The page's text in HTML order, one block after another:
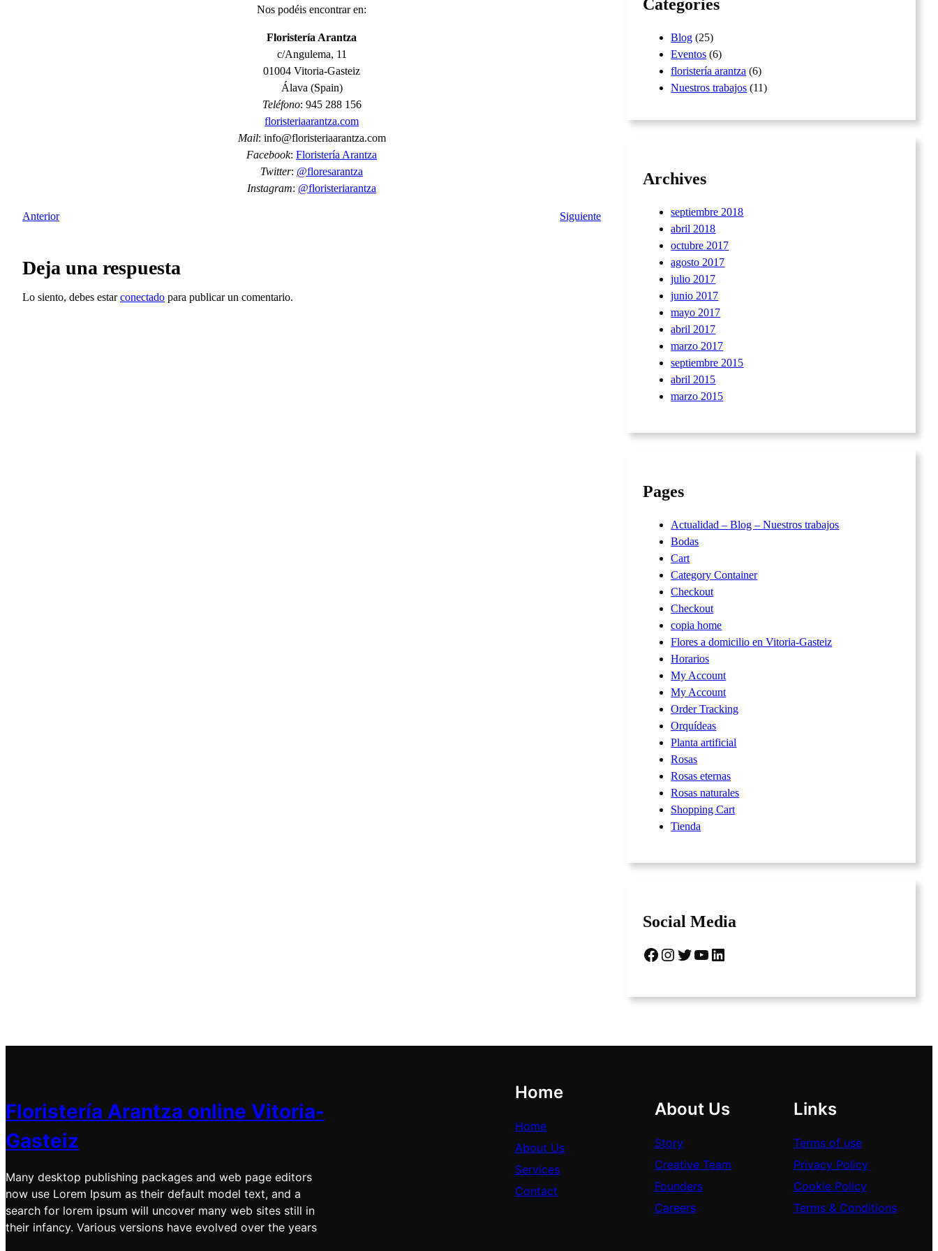
Nos podéis encontrar en:
Floristería Arantza
c/Angulema, 11
01004 Vitoria-Gasteiz
Álava (Spain)
Teléfono: 945 288 156
floristeriaarantza.com
Mail: info@floristeriaarantza.com
Facebook:Floristería Arantza
Twitter: @floresarantza
Instagram: @floristeriarantza
Anterior Siguiente
Deja una respuesta
Lo siento, debes estarconectado para publicar un comentario.
Categories
Blog (25)
Eventos (6)
floristería arantza (6)
Nuestros trabajos (11)
Archives
septiembre 2018
abril 2018
octubre 2017
agosto 2017
julio 2017
junio 2017
mayo 2017
abril 2017
marzo 2017
septiembre 2015
abril 2015
marzo 2015
Pages
Actualidad – Blog – Nuestros trabajos
Bodas
Cart
Category Container
Checkout
Checkout
copia home
Flores a domicilio en Vitoria-Gasteiz
Horarios
My Account
My Account
Order Tracking
Orquídeas
Planta artificial
Rosas
Rosas eternas
Rosas naturales
Shopping Cart
Tienda
Social Media
Facebook
Instagram Twitter YouTube LinkedIn
Floristería Arantza online Vitoria-
Gasteiz
Many desktop publishing packages and web page editors
now use Lorem Ipsum as their default model text, and a
search for lorem ipsum will uncover many web sites still in
their infancy. Various versions have evolved over the years
Home
Home
About Us
Services
Contact
About Us
Story
Creative Team
Founders
Careers
Links
Terms of use
Privacy Policy
Cookie Policy
Terms & Conditions